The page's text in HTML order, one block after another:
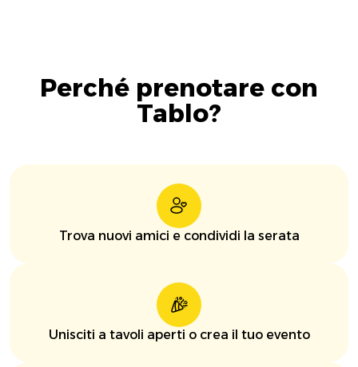
Perché prenotare con
Tablo?
Trova nuovi amici e condividi la serata
Unisciti a tavoli aperti o crea il tuo evento